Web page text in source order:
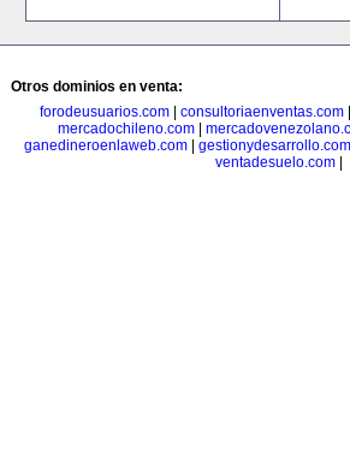
Otros dominios en venta:
forodeusuarios.com
consultoriaenventas.com
mercadochileno.com
ganedineroenlaweb.com
gestionydesarrollo.com
ventadesuelo.com